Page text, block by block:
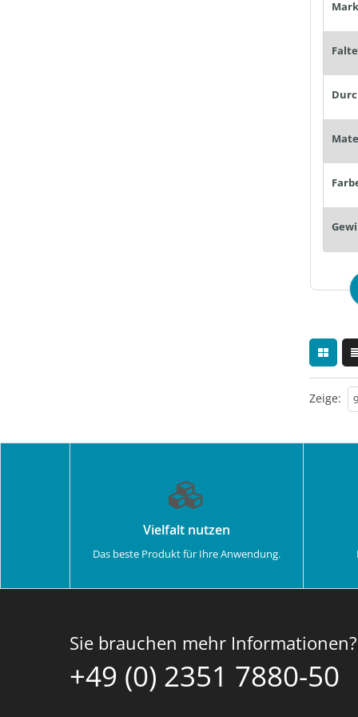
Zeige:
Vielfalt nutzen
Das beste Produkt für Ihre Anwendung.
Sie brauchen mehr Informationen?
+49 (0) 2351 7880-50